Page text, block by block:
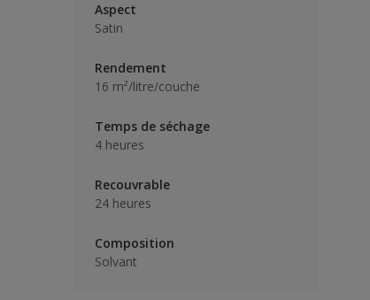
Aspect
Satin
Rendement
16 m²/litre/couche
Temps de séchage
4 heures
Recouvrable
24 heures
Composition
Solvant